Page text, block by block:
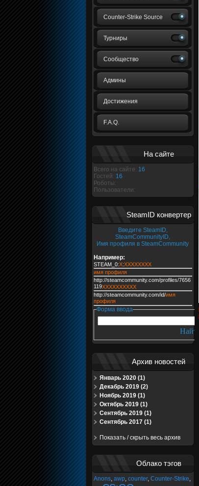
Counter-Strike Source
Турниры
Сообщество
Админы
Достижения
F.A.Q.
На сайте
Всего на сайте: 16
Гостей: 16
Роботы:
Пользователи:
SteamID конвертер
Введите SteamID,
SteamCommunityID,
Имя профиля в SteamCommunity
Например:
STEAM_0:X:XXXXXXXX
имя профиля
http://steamcommunity.com/profiles/7656
119XXXXXXXXXX
http://steamcommunity.com/id/имя
профиля
Форма ввода
Архив новостей
Январь 2020 (1)
Декабрь 2019 (2)
Ноябрь 2019 (1)
Октябрь 2019 (1)
Сентябрь 2019 (1)
Сентябрь 2017 (1)
Показать / скрыть весь архив
Облако тэгов
Anons, awp, counter, Counter-Strike,